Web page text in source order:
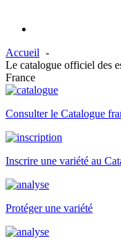
Accueil
Le catalogue officiel des
France
Consulter le Catalogue
Inscrire une variété au
Protéger une variété